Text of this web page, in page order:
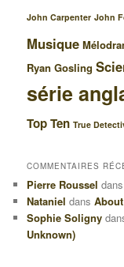
John Carpenter John
Musique
Ryan Gosling
série
Top Ten True
COMMENTAIRES
Pierre Roussel dans
Nataniel dansAbout
Sophie Soligny
Unknown)